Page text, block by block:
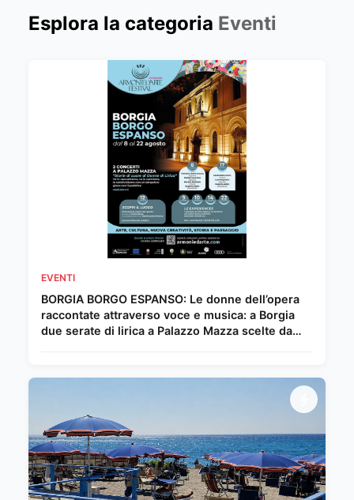
Esplora la categoria Eventi
EVENTI
BORGIA BORGO ESPANSO: Le donne dell’opera
raccontate attraverso voce e musica: a Borgia
due serate di lirica a Palazzo Mazza scelte da